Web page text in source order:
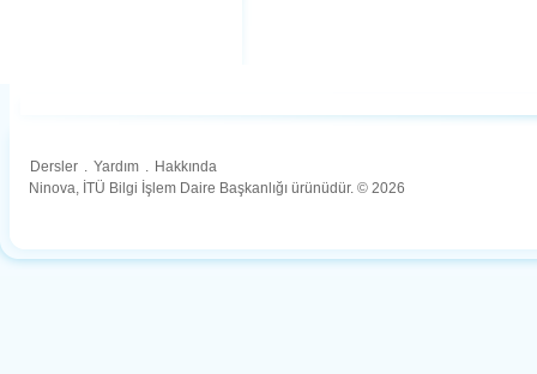
Dersler . Yardım . Hakkında
Ninova, İTÜ Bilgi İşlem Daire Başkanlığı ürünüdür. © 2026